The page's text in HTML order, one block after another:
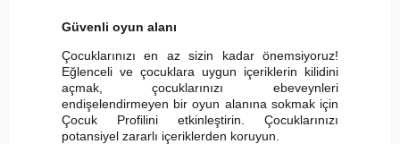
Güvenli oyun alanı
Çocuklarınızı en az sizin kadar önemsiyoruz!
Eğlenceli ve çocuklara uygun içeriklerin kilidini
açmak, çocuklarınızı ebeveynleri
endişelendirmeyen bir oyun alanına sokmak için
Çocuk Profilini etkinleştirin. Çocuklarınızı
potansiyel zararlı içeriklerden koruyun.